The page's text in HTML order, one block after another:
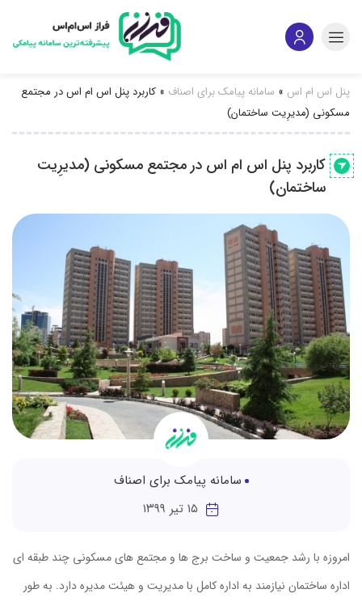
پنل اس ام اس » سامانه پیامک برای اصناف » کاربرد پنل اس ام اس در مجتمع
مسکونی (مدیرِیت ساختمان)
کاربرد پنل اس ام اس در مجتمع مسکونی (مدیرِیت
ساختمان)
سامانه پیامک برای اصناف
امروزه با رشد جمعیت و ساخت برج ها و مجتمع های مسکونی چند طبقه ای
اداره ساختمان نیازمند به اداره کامل با مدیریت و هیئت مدیره دارد. به طور